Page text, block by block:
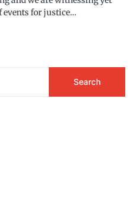
for justice…
Search